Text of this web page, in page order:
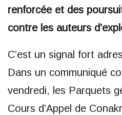
renforcée et des
contre les auteurs
C’est un signal fort
Dans un communiqué
vendredi, les Parquets
Cours d’Appel de